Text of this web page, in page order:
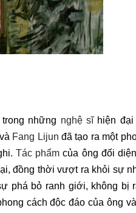
những nghệ sĩhiện đại
và Fang Lijun đã tạo ra một
Tác phẩm của ông đối
đồng thời vượt ra khỏi sự
phá bỏ ranh giới, không bị
cách độc đáo của ông